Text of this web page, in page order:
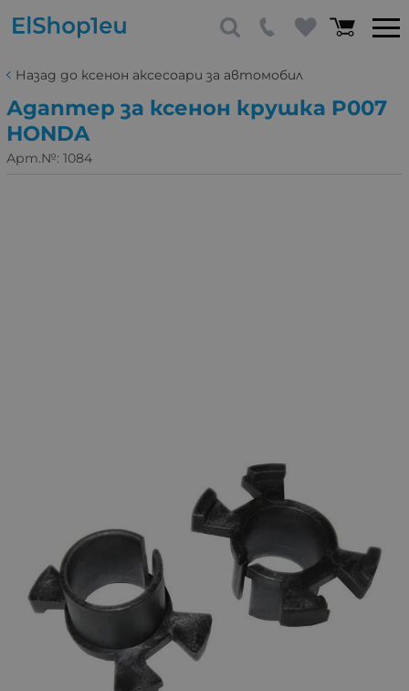
Назад до ксенон аксесоари за автомобил
Адаптер за ксенон крушка P007
HONDA
Арт.№: 1084